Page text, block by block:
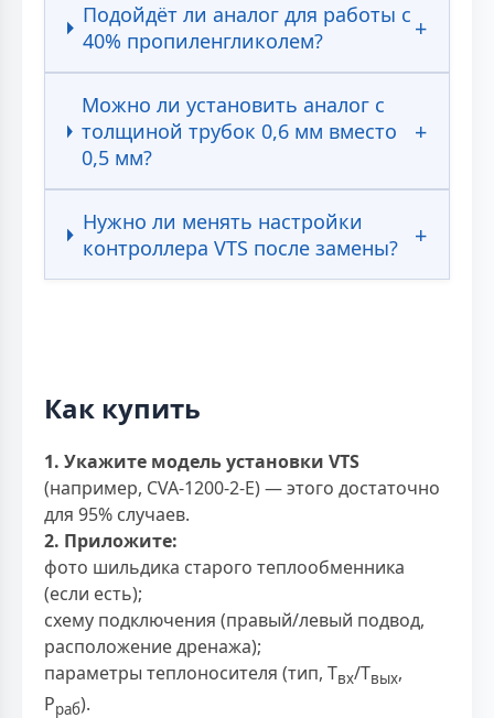
Подойдёт ли аналог для работы с
40% пропиленгликолем?
Можно ли установить аналог с
толщиной трубок 0,6 мм вместо
0,5 мм?
Нужно ли менять настройки
контроллера VTS после замены?
Как купить
1. Укажите модель установки VTS
(например, CVA-1200-2-E) — этого достаточно
для 95% случаев.
2. Приложите:
фото шильдика старого теплообменника
(если есть);
схему подключения (правый/левый подвод,
расположение дренажа);
параметры теплоносителя (тип, Tвх/Tвых,
Pраб).